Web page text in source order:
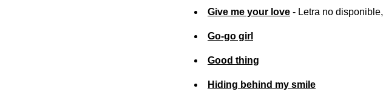
Give me your love - Letra no disponible,
Go-go girl
Good thing
Hiding behind my smile